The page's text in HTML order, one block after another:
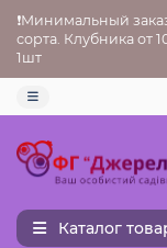
❗Минимальный
сорта. Клубника от
1шт
Каталог